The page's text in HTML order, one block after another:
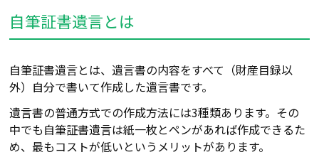
自筆証書遺言とは
自筆証書遺言とは、遺言書の内容をすべて（財産目録以
外）自分で書いて作成した遺言書です。
遺言書の普通方式での作成方法には3種類あります。その
中でも自筆証書遺言は紙一枚とペンがあれば作成できるた
め、最もコストが低いというメリットがあります。